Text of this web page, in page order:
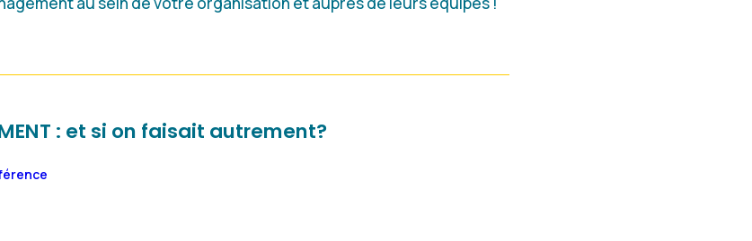
: et si on faisait autrement?